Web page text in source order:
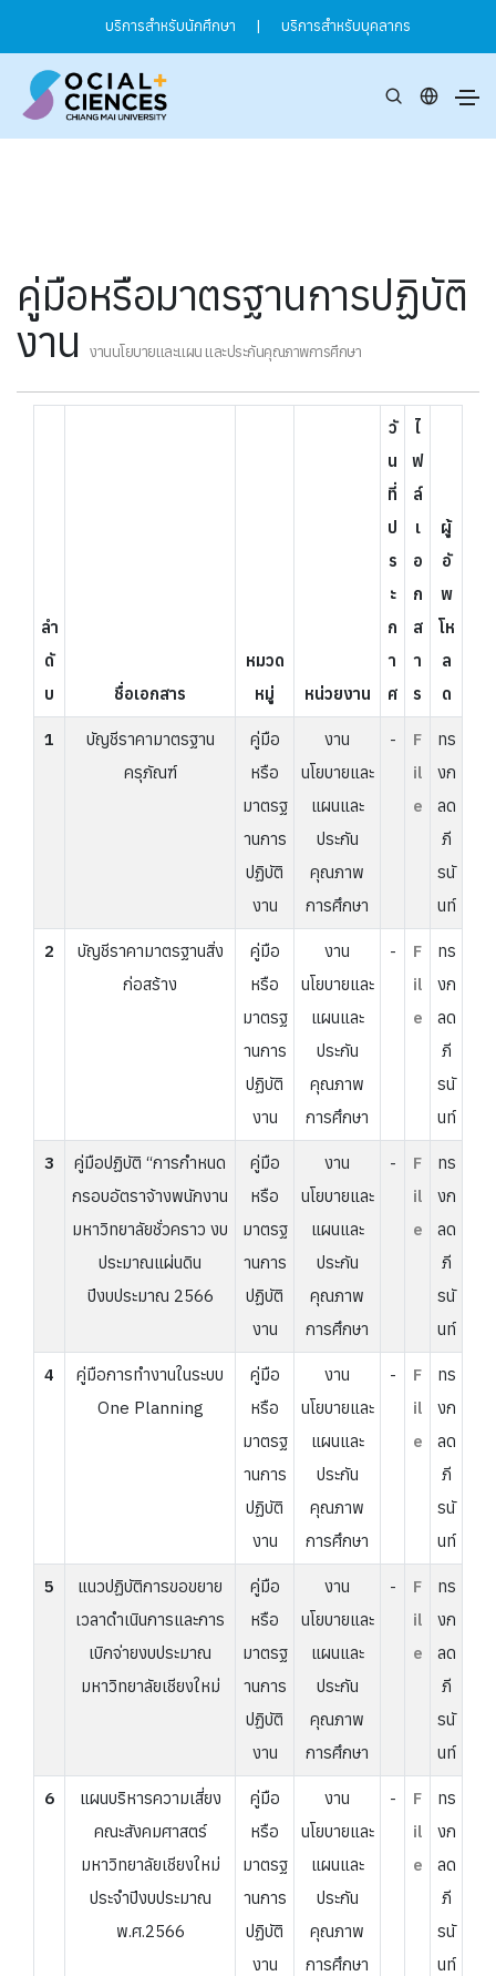
บริการสำหรับนักศึกษา | บริการสำหรับบุคลากร
คู่มือหรือมาตรฐานการปฏิบัติ
งาน
งานนโยบายและแผน และประกันคุณภาพการศึกษา
ลำ
ดั
บ
ชื่อเอกสาร
หมวด
หมู่
หน่วยงาน
วั
น
ที่
ป
ร
ะ
ก
า
ศ
ไ
ฟ
ล์
เ
อ
ก
ส
า
ร
ผู้
อั
พ
โห
ล
ด
1
บัญชีราคามาตรฐาน
ครุภัณฑ์
คู่มือ
หรือ
มาตรฐ
านการ
ปฏิบัติ
งาน
งาน
นโยบายและ
แผนและ
ประกัน
คุณภาพ
การศึกษา
-
F
il
e
ทร
งก
ลด
ภี
รนั
นท์
2
บัญชีราคามาตรฐานสิ่ง
ก่อสร้าง
คู่มือ
หรือ
มาตรฐ
านการ
ปฏิบัติ
งาน
งาน
นโยบายและ
แผนและ
ประกัน
คุณภาพ
การศึกษา
-
F
il
e
ทร
งก
ลด
ภี
รนั
นท์
3
คู่มือปฏิบัติ “การกำหนด
กรอบอัตราจ้างพนักงาน
มหาวิทยาลัยชั่วคราว งบ
ประมาณแผ่นดิน
ปีงบประมาณ 2566
คู่มือ
หรือ
มาตรฐ
านการ
ปฏิบัติ
งาน
งาน
นโยบายและ
แผนและ
ประกัน
คุณภาพ
การศึกษา
-
F
il
e
ทร
งก
ลด
ภี
รนั
นท์
4
คู่มือการทำงานในระบบ
One Planning
คู่มือ
หรือ
มาตรฐ
านการ
ปฏิบัติ
งาน
งาน
นโยบายและ
แผนและ
ประกัน
คุณภาพ
การศึกษา
-
F
il
e
ทร
งก
ลด
ภี
รนั
นท์
5
แนวปฏิบัติการขอขยาย
เวลาดำเนินการและการ
เบิกจ่ายงบประมาณ
มหาวิทยาลัยเชียงใหม่
คู่มือ
หรือ
มาตรฐ
านการ
ปฏิบัติ
งาน
งาน
นโยบายและ
แผนและ
ประกัน
คุณภาพ
การศึกษา
-
F
il
e
ทร
งก
ลด
ภี
รนั
นท์
6
แผนบริหารความเสี่ยง
คณะสังคมศาสตร์
มหาวิทยาลัยเชียงใหม่
ประจำปีงบประมาณ
พ.ศ.2566
คู่มือ
หรือ
มาตรฐ
านการ
ปฏิบัติ
งาน
งาน
นโยบายและ
แผนและ
ประกัน
คุณภาพ
การศึกษา
-
F
il
e
ทร
งก
ลด
ภี
รนั
นท์